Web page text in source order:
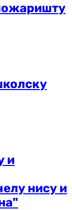
и
нису и